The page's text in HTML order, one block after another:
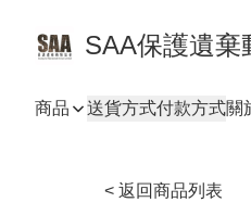
SAA保護遺棄
商品 送貨方式付款方式關
< 返回商品列表